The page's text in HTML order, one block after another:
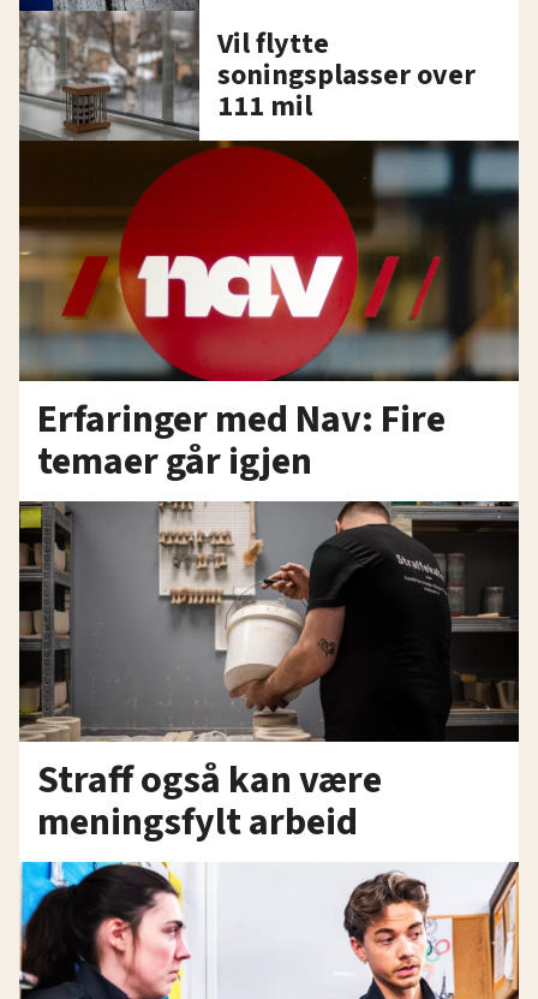
Vil flytte
soningsplasser over
111 mil
Erfaringer med Nav: Fire
temaer går igjen
Straff også kan være
meningsfylt arbeid